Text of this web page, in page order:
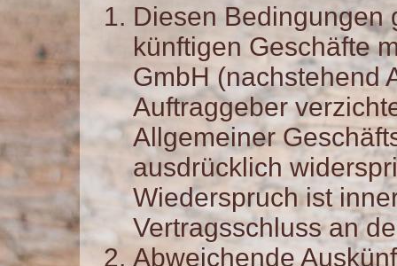
Diesen Bedingungen
künftigen Geschäfte
GmbH (nachstehend
Auftraggeber
Allgemeiner
ausdrücklich
Wiederspruch ist
Vertragsschluss an
Abweichende